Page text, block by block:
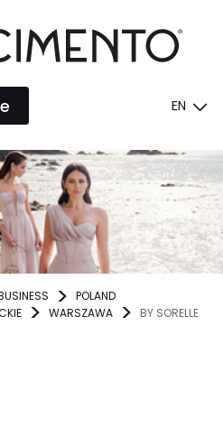
EN
POLAND
WARSZAWA BY SORELLE